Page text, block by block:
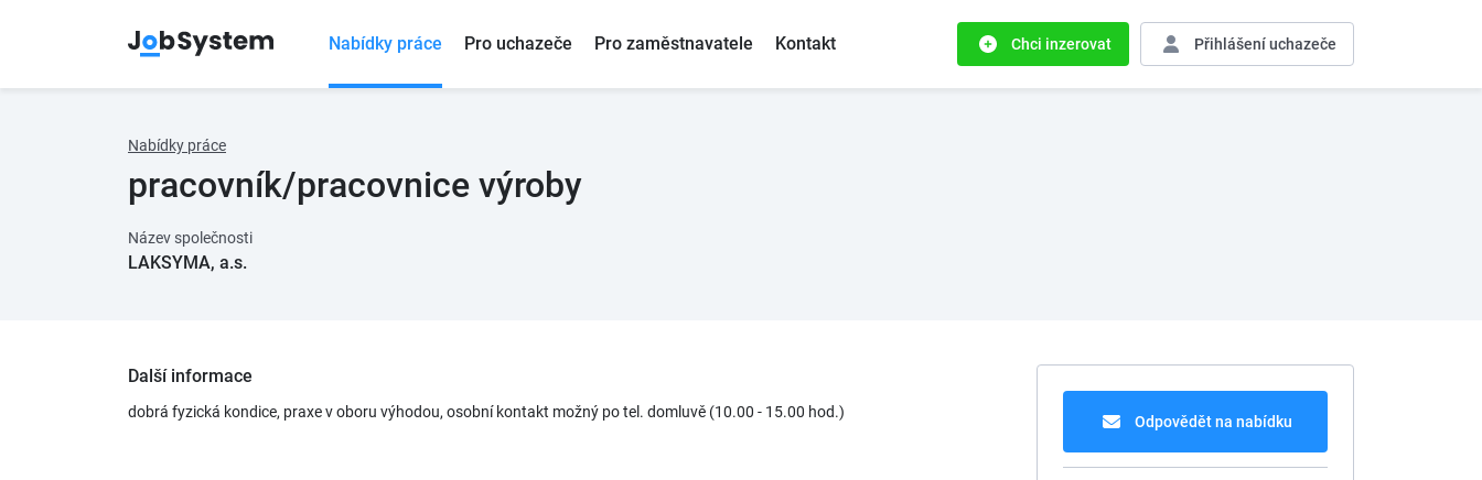
Nabídky práce Pro uchazeče Pro zaměstnavatele Kontakt Chci inzerovat Přihlášeníuchazeče
Nabídky práce
pracovník/pracovnice výroby
Název společnosti
LAKSYMA, a.s.
Další informace
dobrá fyzická kondice, praxe v oboru výhodou, osobní kontakt možný po tel. domluvě (10.00 - 15.00 hod.)
Odpovědět na nabídku